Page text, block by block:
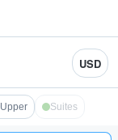
USD
Upper Suites